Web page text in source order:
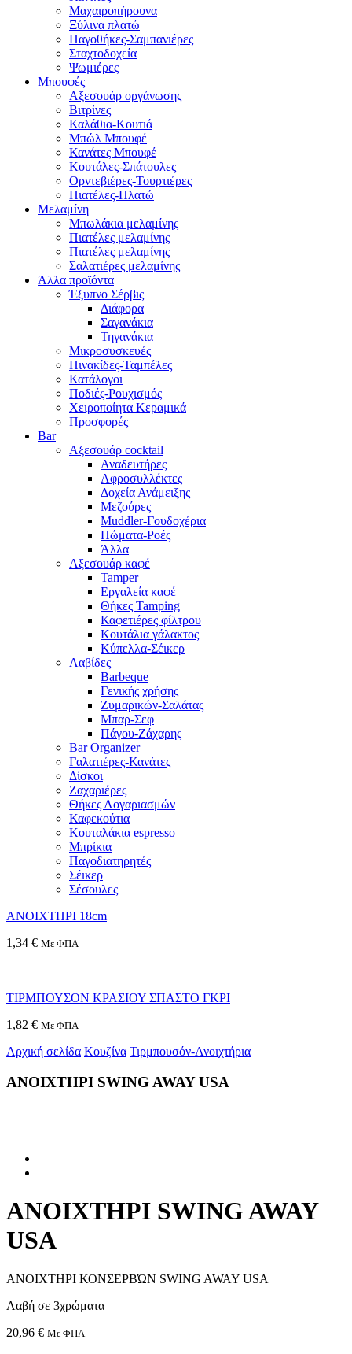
Μαχαιροπήρουνα
Ξύλινα πλατώ
Παγοθήκες-Σαμπανιέρες
Σταχτοδοχεία
Ψωμιέρες
Μπουφές
Αξεσουάρ οργάνωσης
Βιτρίνες
Καλάθια-Κουτιά
Μπώλ Μπουφέ
Κανάτες Μπουφέ
Κουτάλες-Σπάτουλες
Ορντεβιέρες-Τουρτιέρες
Πιατέλες-Πλατώ
Μελαμίνη
Μπωλάκια μελαμίνης
Πιατέλες μελαμίνης
Πιατέλες μελαμίνης
Σαλατιέρες μελαμίνης
Άλλα προϊόντα
Έξυπνο Σέρβις
Διάφορα
Σαγανάκια
Τηγανάκια
Μικροσυσκευές
Πινακίδες-Ταμπέλες
Κατάλογοι
Ποδιές-Ρουχισμός
Χειροποίητα Κεραμικά
Προσφορές
Bar
Αξεσουάρ cocktail
Αναδευτήρες
Αφροσυλλέκτες
Δοχεία Ανάμειξης
Μεζούρες
Muddler-Γουδοχέρια
Πώματα-Ροές
Άλλα
Αξεσουάρ καφέ
Tamper
Εργαλεία καφέ
Θήκες Tamping
Καφετιέρες φίλτρου
Κουτάλια γάλακτος
Κύπελλα-Σέικερ
Λαβίδες
Barbeque
Γενικής χρήσης
Ζυμαρικών-Σαλάτας
Μπαρ-Σεφ
Πάγου-Ζάχαρης
Bar Organizer
Γαλατιέρες-Κανάτες
Δίσκοι
Ζαχαριέρες
Θήκες Λογαριασμών
Καφεκούτια
Κουταλάκια espresso
Μπρίκια
Παγοδιατηρητές
Σέικερ
Σέσουλες
ΑΝΟΙΧΤΗΡΙ 18cm
1,34 € Με ΦΠΑ
ΤΙΡΜΠΟΥΣΟΝ ΚΡΑΣΙΟΥ ΣΠΑΣΤΟ ΓΚΡΙ
1,82 € Με ΦΠΑ
Αρχική σελίδα Κουζίνα Τιρμπουσόν-Ανοιχτήρια
ΑΝΟΙΧΤΗΡΙ SWING AWAY USA
ΑΝΟΙΧΤΗΡΙ SWING AWAY
USA
ΑΝΟΙΧΤΗΡΙ ΚΟΝΣΕΡΒΏΝ SWING AWAY USA
Λαβή σε 3χρώματα
20,96 € Με ΦΠΑ